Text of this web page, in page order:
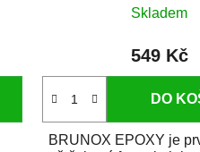
Skladem
549 Kč
DO
BRUNOX EPOXY je